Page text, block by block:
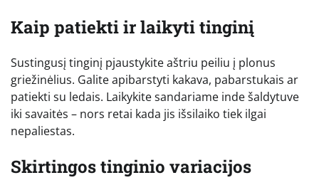
Kaip patiekti ir laikyti tinginį
Sustingusį tinginį pjaustykite aštriu peiliu į plonus
griežinėlius. Galite apibarstyti kakava, pabarstukais ar
patiekti su ledais. Laikykite sandariame inde šaldytuve
iki savaitės – nors retai kada jis išsilaiko tiek ilgai
nepaliestas.
Skirtingos tinginio variacijos